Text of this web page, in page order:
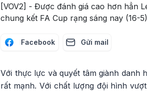
[VOV2] - Được đánh giá cao hơn hẳn
chung kết FA Cup rạng sáng nay (16-
Facebook Gửi mail
Với thực lực và quyết tâm giành danh
rất mạnh. Với chất lượng đội hình